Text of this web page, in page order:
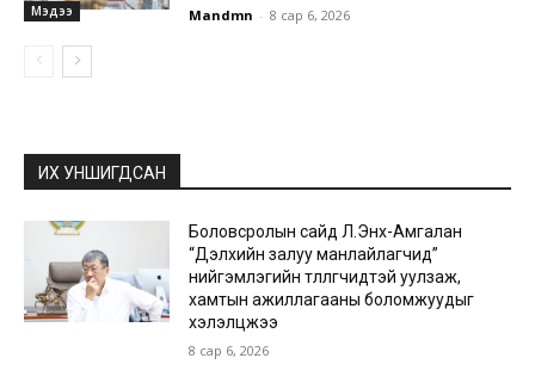
Мэдээ Mandmn - 8 сар 6, 2026
ИХ УНШИГДСАН
Боловсролын сайд Л.Энх-Амгалан
“Дэлхийн залуу манлайлагчид”
нийгэмлэгийн төлөөлөгчидтэй уулзаж,
хамтын ажиллагааны боломжуудыг
хэлэлцжээ
8 сар 6, 2026